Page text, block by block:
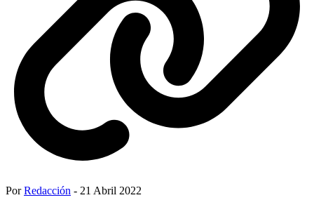
PorRedacción - 21 Abril 2022